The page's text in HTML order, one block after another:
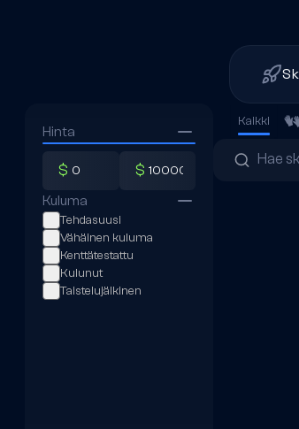
Hinta
$ $
Kuluma
Tehdasuusi
Vähäinen kuluma
Kenttätestattu
Kulunut
Taistelujälkinen
Kaikki